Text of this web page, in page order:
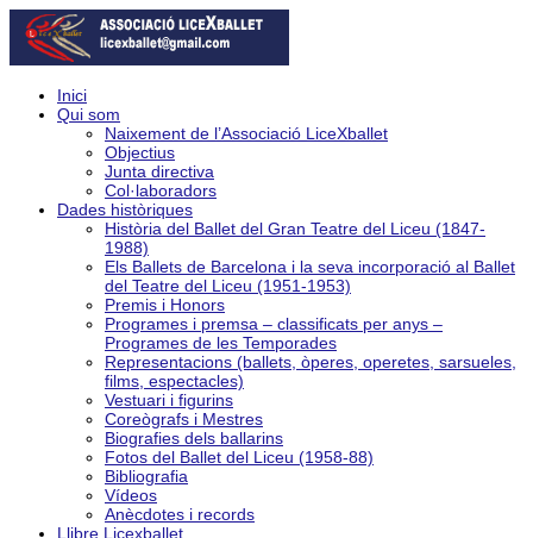
Inici
Qui som
Naixement de l’Associació LiceXballet
Objectius
Junta directiva
Col·laboradors
Dades històriques
Història del Ballet del Gran Teatre del Liceu (1847-
1988)
Els Ballets de Barcelona i la seva incorporació al Ballet
del Teatre del Liceu (1951-1953)
Premis i Honors
Programes i premsa – classificats per anys –
Programes de les Temporades
Representacions (ballets, òperes, operetes, sarsueles,
films, espectacles)
Vestuari i figurins
Coreògrafs i Mestres
Biografies dels ballarins
Fotos del Ballet del Liceu (1958-88)
Bibliografia
Vídeos
Anècdotes i records
Llibre Licexballet